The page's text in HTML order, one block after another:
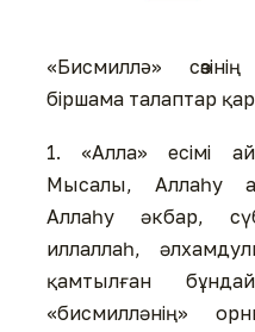
«Бисмиллə»
біршама талаптар
1. «Алла» есімі
Мысалы, Аллаһу
Аллаһу әкбар,
иллаллаһ,
қамтылған бұндай
«бисмилләнің»